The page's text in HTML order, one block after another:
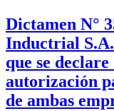
Dictamen N°
Inductrial
que se
autorización
de ambas